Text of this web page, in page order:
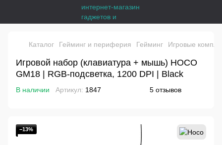
Каталог Гейминг и периферия Гейминг Игровые
Игровой набор (клавиатура + мышь) HOCO
GM18 | RGB-подсветка, 1200 DPI | Black
В наличии Артикул: 1847 5 отзывов
−13%